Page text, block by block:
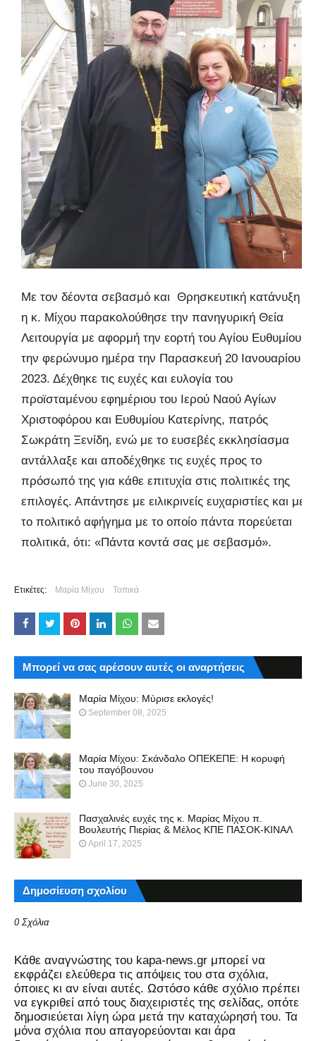
Με τον δέοντα σεβασμό και Θρησκευτική κατάνυξη
η κ. Μίχου παρακολούθησε την πανηγυρική Θεία
Λειτουργία με αφορμή την εορτή του Αγίου Ευθυμίου,
την φερώνυμο ημέρα την Παρασκευή 20 Ιανουαρίου
2023. Δέχθηκε τις ευχές και ευλογία του
προϊσταμένου εφημέριου του Ιερού Ναού Αγίων
Χριστοφόρου και Ευθυμίου Κατερίνης, πατρός
Σωκράτη Ξενίδη, ενώ με το ευσεβές εκκλησίασμα
αντάλλαξε και αποδέχθηκε τις ευχές προς το
πρόσωπό της για κάθε επιτυχία στις πολιτικές της
επιλογές. Απάντησε με ειλικρινείς ευχαριστίες και με
το πολιτικό αφήγημα με το οποίο πάντα πορεύεται
πολιτικά, ότι: «Πάντα κοντά σας με σεβασμό».
Ετικέτες: Μαρία Μίχου Τοπικά
Μπορεί να σας αρέσουν αυτές οι αναρτήσεις
Μαρία Μίχου: Μύρισε εκλογές!
September 08, 2025
Μαρία Μίχου: Σκάνδαλο ΟΠΕΚΕΠΕ: Η κορυφή
του παγόβουνου
June 30, 2025
Πασχαλινές ευχές της κ. Μαρίας Μίχου π.
Βουλευτής Πιερίας & Μέλος ΚΠΕ ΠΑΣΟΚ-ΚΙΝΑΛ
April 17, 2025
Δημοσίευση σχολίου
0 Σχόλια
Kάθε αναγνώστης του kapa-news.gr μπορεί να
εκφράζει ελεύθερα τις απόψεις του στα σχόλια,
όποιες κι αν είναι αυτές. Ωστόσο κάθε σχόλιο πρέπει
να εγκριθεί από τους διαχειριστές της σελίδας, οπότε
δημοσιεύεται λίγη ώρα μετά την καταχώρησή του. Τα
μόνα σχόλια που απαγορεύονται και άρα